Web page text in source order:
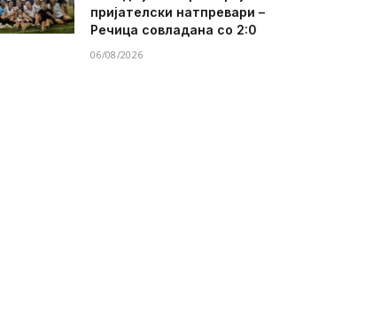
пријателски натпревари –
Речица совладана со 2:0
06/08/2026